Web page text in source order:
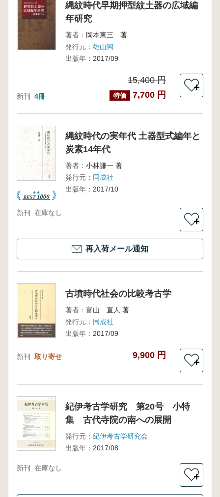
縄紋時代早期押型紋土器の広域編
年研究
著者： 岡本東三 著
発行元： 雄山閣
出版年： 2017/09
新刊 4冊
15,400 円
特価 7,700 円
＋
縄紋時代の実年代 土器型式編年と
炭素14年代
著者： 小林謙一 著
発行元： 同成社
出版年： 2017/10
新刊 在庫なし
＋
再入荷メール通知
古墳時代社会の比較考古学
著者： 富山 直人 著
発行元： 同成社
出版年： 2017/09
新刊 取り寄せ 9,900 円
＋
紀伊考古学研究 第20号 小特
集 古代寺院の南への展開
発行元： 紀伊考古学研究会
出版年： 2017/08
新刊 在庫なし
＋